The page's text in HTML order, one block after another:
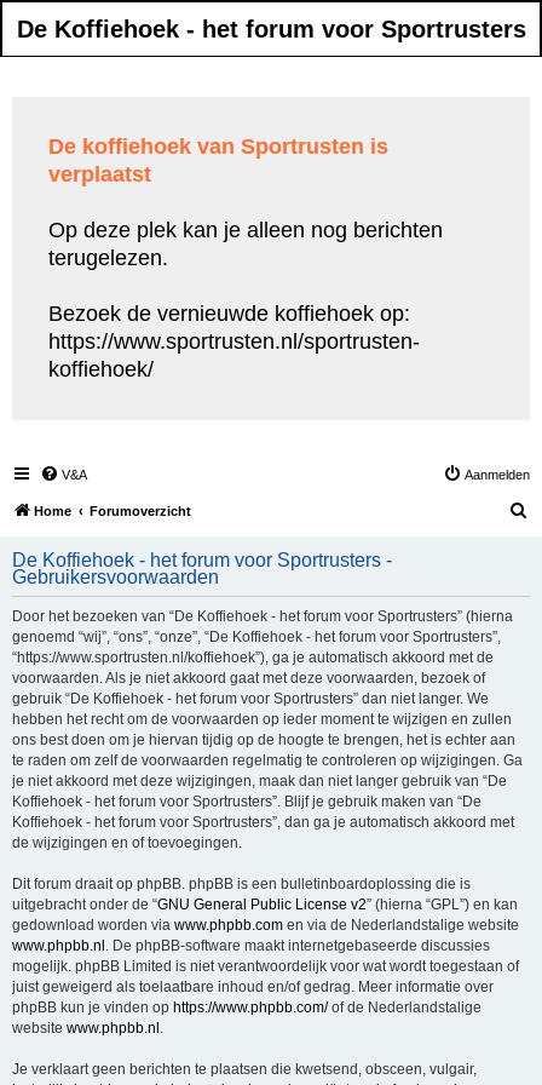
De Koffiehoek - het forum voor Sportrusters
De koffiehoek van Sportrusten is
verplaatst
Op deze plek kan je alleen nog berichten
terugelezen.
Bezoek de vernieuwde koffiehoek op:
https://www.sportrusten.nl/sportrusten-
koffiehoek/
V&A Aanmelden
Home Forumoverzicht
k
De Koffiehoek - het forum voor Sportrusters -
Gebruikersvoorwaarden
Door het bezoeken van “De Koffiehoek - het forum voor Sportrusters” (hierna
genoemd “wij”, “ons”, “onze”, “De Koffiehoek - het forum voor Sportrusters”,
“https://www.sportrusten.nl/koffiehoek”), ga je automatisch akkoord met de
voorwaarden. Als je niet akkoord gaat met deze voorwaarden, bezoek of
gebruik “De Koffiehoek - het forum voor Sportrusters” dan niet langer. We
hebben het recht om de voorwaarden op ieder moment te wijzigen en zullen
ons best doen om je hiervan tijdig op de hoogte te brengen, het is echter aan
te raden om zelf de voorwaarden regelmatig te controleren op wijzigingen. Ga
je niet akkoord met deze wijzigingen, maak dan niet langer gebruik van “De
Koffiehoek - het forum voor Sportrusters”. Blijf je gebruik maken van “De
Koffiehoek - het forum voor Sportrusters”, dan ga je automatisch akkoord met
de wijzigingen en of toevoegingen.
Dit forum draait op phpBB. phpBB is een bulletinboardoplossing die is
uitgebracht onder de “GNU General Public License v2” (hierna “GPL”) en kan
gedownload worden via www.phpbb.com en via de Nederlandstalige website
www.phpbb.nl . De phpBB-software maakt internetgebaseerde discussies
mogelijk. phpBB Limited is niet verantwoordelijk voor wat wordt toegestaan of
juist geweigerd als toelaatbare inhoud en/of gedrag. Meer informatie over
phpBB kun je vinden op https://www.phpbb.com/of de Nederlandstalige
website www.phpbb.nl .
Je verklaart geen berichten te plaatsen die kwetsend, obsceen, vulgair,